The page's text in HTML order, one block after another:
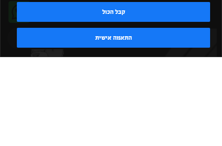
התאמה אישית
קבל הכול